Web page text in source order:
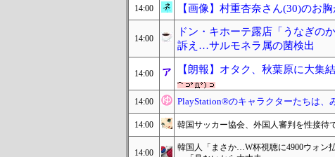
14:00 【画像】村重杏奈さん(30)のお
14:00
ドン・キホーテ露店「うなぎの
訴え…サルモネラ属の菌検出
14:00 【朗報】オタク、秋葉原に大集
14:00 PlayStation®のキャラクターたちは、
14:00 韓国サッカー協会、外国人審判を性接待
14:00
韓国人「まさか…W杯視聴に4900ウォン